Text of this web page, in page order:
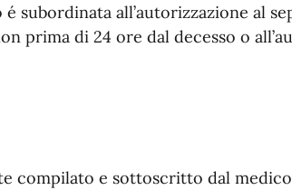
subordinata all’autorizzazione al
prima di 24 ore dal decesso o
compilato e sottoscritto dal